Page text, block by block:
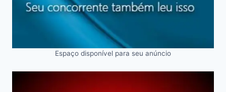
Espaço disponível para seu anúncio